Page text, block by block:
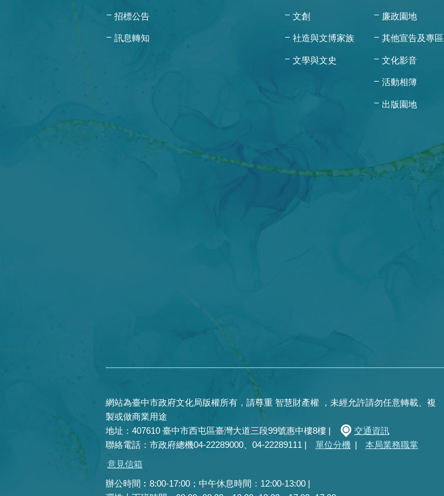
招標公告
訊息轉知
文創
社造與文博家族
文學與文史
廉政園地
其他宣告及專區
文化影音
活動相簿
出版園地
網站為臺中市政府文化局版權所有，請尊重 智慧財產權 ，未經允許請勿任意轉載、複
製或做商業用途
地址：407610 臺中市西屯區臺灣大道三段99號惠中樓8樓 |
交通資訊
聯絡電話：市政府總機04-22289000、04-22289111 |
單位分機 |
本局業務職掌
意見信箱
辦公時間︰8:00-17:00；中午休息時間：12:00-13:00 |